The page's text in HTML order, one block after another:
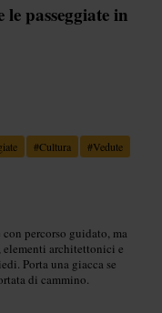
passeggiate in
#Cultura #Vedute
percorso guidato, ma
elementi architettonici e
Porta una giacca se
di cammino.